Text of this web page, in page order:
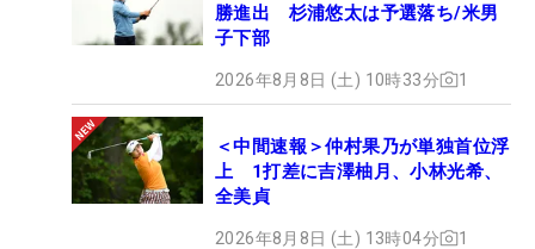
勝進出 杉浦悠太は予選落ち/米男
子下部
2026年8月8日 (土) 10時33分 1
＜中間速報＞仲村果乃が単独首位浮
上 1打差に吉澤柚月、小林光希、
全美貞
2026年8月8日 (土) 13時04分 1